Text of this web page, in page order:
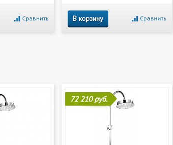
Сравнить В корзину Сравнить
72 210 руб.